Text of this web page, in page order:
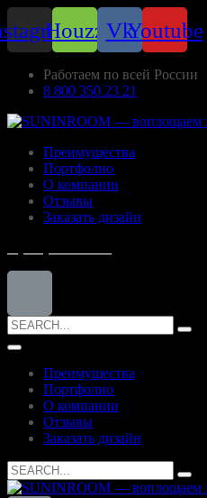
Houzz VkYoutube
Работаем по всей России
8 800 350 23 21
Преимущества
Портфолио
О компании
Отзывы
Заказать дизайн
Search
for:
Преимущества
Портфолио
О компании
Отзывы
Заказать дизайн
Search
for: